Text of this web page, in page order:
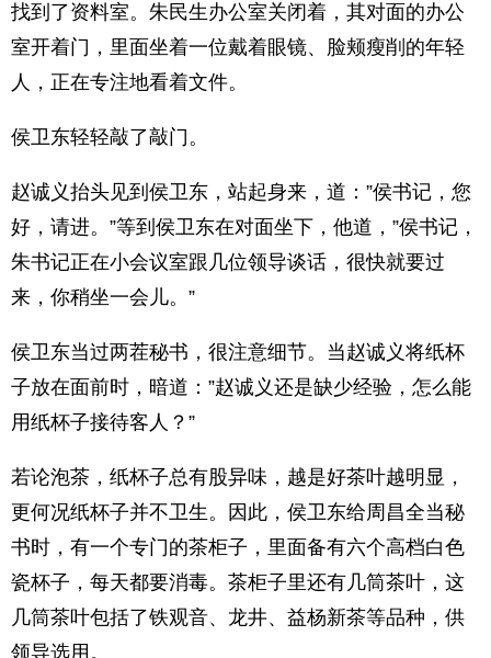
找到了资料室。朱民生办公室关闭着，其对面的办公
室开着门，里面坐着一位戴着眼镜、脸颊瘦削的年轻
人，正在专注地看着文件。
侯卫东轻轻敲了敲门。
赵诚义抬头见到侯卫东，站起身来，道：”侯书记，您
好，请进。”等到侯卫东在对面坐下，他道，”侯书记，
朱书记正在小会议室跟几位领导谈话，很快就要过
来，你稍坐一会儿。”
侯卫东当过两茬秘书，很注意细节。当赵诚义将纸杯
子放在面前时，暗道：”赵诚义还是缺少经验，怎么能
用纸杯子接待客人？”
若论泡茶，纸杯子总有股异味，越是好茶叶越明显，
更何况纸杯子并不卫生。因此，侯卫东给周昌全当秘
书时，有一个专门的茶柜子，里面备有六个高档白色
瓷杯子，每天都要消毒。茶柜子里还有几筒茶叶，这
几筒茶叶包括了铁观音、龙井、益杨新茶等品种，供
领导选用。